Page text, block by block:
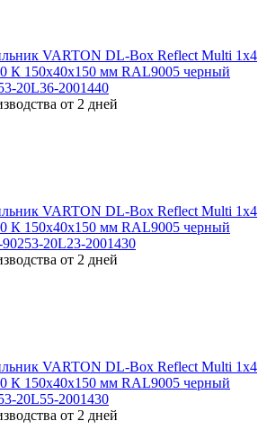
VARTON DL-Box Reflect Multi 1x4
К 150х40х150 мм RAL9005 черный
20L36-2001440
от 2 дней
VARTON DL-Box Reflect Multi 1x4
К 150х40х150 мм RAL9005 черный
20L23-2001430
от 2 дней
VARTON DL-Box Reflect Multi 1x4
К 150х40х150 мм RAL9005 черный
20L55-2001430
от 2 дней